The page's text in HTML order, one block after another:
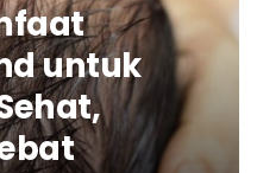
untuk